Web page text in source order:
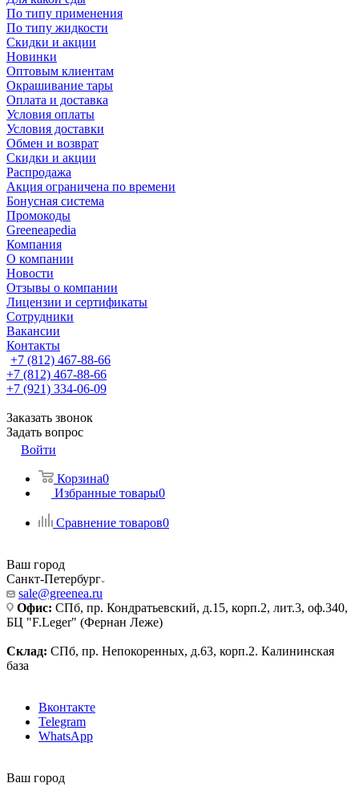
По типу применения
По типу жидкости
Скидки и акции
Новинки
Оптовым клиентам
Окрашивание тары
Оплата и доставка
Условия оплаты
Условия доставки
Обмен и возврат
Скидки и акции
Распродажа
Акция ограничена по времени
Бонусная система
Промокоды
Greeneapedia
Компания
О компании
Новости
Отзывы о компании
Лицензии и сертификаты
Сотрудники
Вакансии
Контакты
+7 (812) 467-88-66
+7 (812) 467-88-66
+7 (921) 334-06-09
Заказать звонок
Задать вопрос
Войти
Корзина0
Избранные товары0
Сравнение товаров0
Ваш город
Санкт-Петербург
sale@greenea.ru
Офис: СПб, пр. Кондратьевский, д.15, корп.2, лит.3, оф.340,
БЦ "F.Leger" (Фернан Леже)
Склад: СПб, пр. Непокоренных, д.63, корп.2. Калининская
база
Вконтакте
Telegram
WhatsApp
Ваш город